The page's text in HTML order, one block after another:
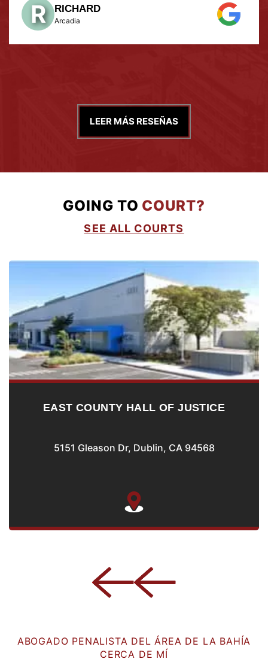
LEER MÁS RESEÑAS
GOING TO COURT?
SEE ALL COURTS
EAST COUNTY HALL OF JUSTICE
5151 Gleason Dr, Dublin, CA 94568
ABOGADO PENALISTA DEL ÁREA DE LA BAHÍA
CERCA DE MÍ